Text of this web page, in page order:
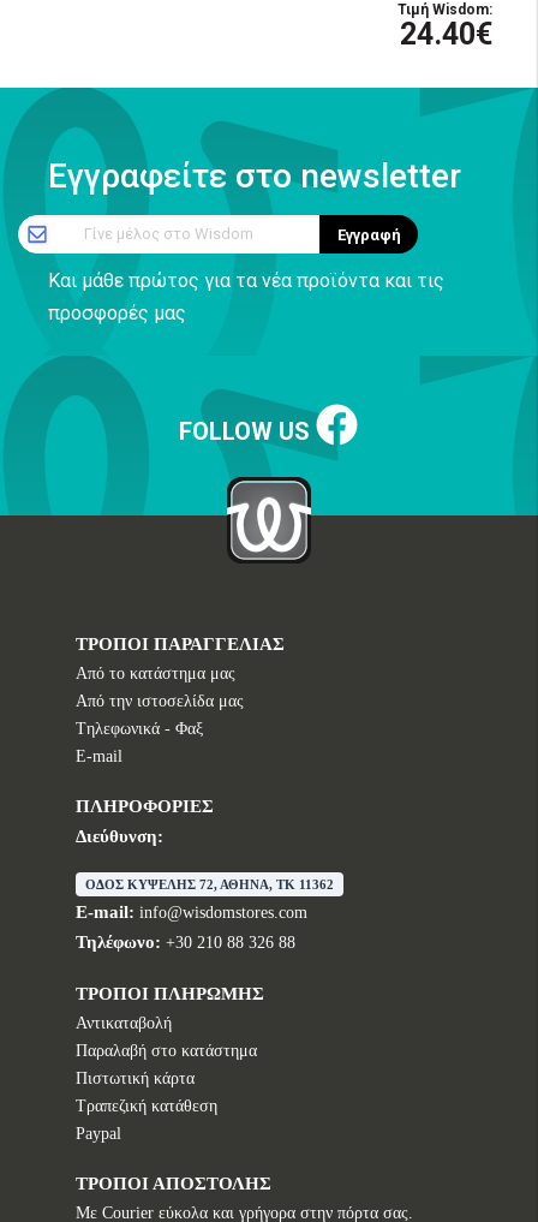
Τιμή Wisdom:
24.40€
Εγγραφείτε στο newsletter
Γίνε μέλος στο Wisdom Εγγραφή
Και μάθε πρώτος για τα νέα προϊόντα και τις
προσφορές μας
FOLLOW US
ΤΡΟΠΟΙ ΠΑΡΑΓΓΕΛΙΑΣ
Από το κατάστημα μας
Από την ιστοσελίδα μας
Tηλεφωνικά - Φαξ
E-mail
ΠΛΗΡΟΦΟΡΙΕΣ
Διεύθυνση:
ΟΔΟΣ ΚΥΨΕΛΗΣ 72, ΑΘΗΝΑ, TK 11362
E-mail: info@wisdomstores.com
Τηλέφωνο: +30 210 88 326 88
ΤΡΟΠΟΙ ΠΛΗΡΩΜΗΣ
Αντικαταβολή
Παραλαβή στο κατάστημα
Πιστωτική κάρτα
Τραπεζική κατάθεση
Paypal
ΤΡΟΠΟΙ ΑΠΟΣΤΟΛΗΣ
Με Courier εύκολα και γρήγορα στην πόρτα σας.